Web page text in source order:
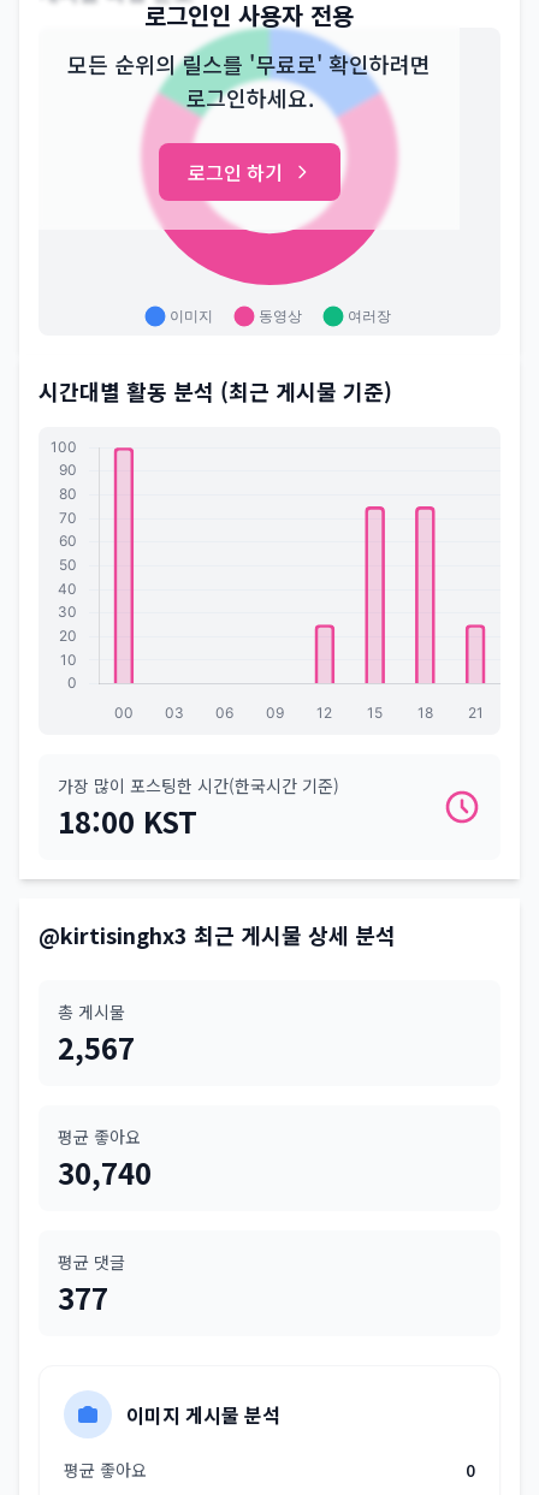
로그인인 사용자 전용
모든 순위의 릴스를 '무료로' 확인하려면
로그인하세요.
로그인 하기
시간대별 활동 분석 (최근 게시물 기준)
가장 많이 포스팅한 시간(한국시간 기준)
18:00 KST
@kirtisinghx3 최근 게시물 상세 분석
총 게시물
2,567
평균 좋아요
30,740
평균 댓글
377
이미지 게시물 분석
평균 좋아요
0